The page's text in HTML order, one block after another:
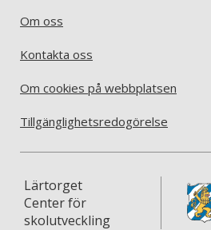
Om oss
Kontakta oss
Om cookies på webbplatsen
Tillgänglighetsredogörelse
Lärtorget
Center för
skolutveckling